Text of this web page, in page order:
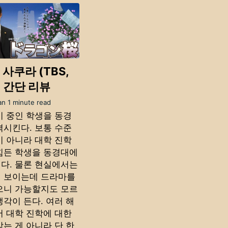
쿠라 (TBS,
단 리뷰
1 minute read
중인 학생을 동경
시킨다. 보통 수준
아니라 대학 진학
든 학생을 동경대에
. 물론 현실에서는
보이는데 드라마를
니 가능할지도 모르
각이 든다. 여러 해
대학 진학에 대한
는 게 아니라 단 한